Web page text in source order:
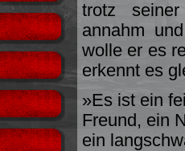
trotz
annahm
wolle er es
erkennt es
»Es ist ein
Freund, ein
ein